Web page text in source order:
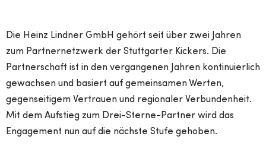
Die Heinz Lindner GmbH gehört seit über zwei Jahren
zum Partnernetzwerk der Stuttgarter Kickers. Die
Partnerschaft ist in den vergangenen Jahren kontinuierlich
gewachsen und basiert auf gemeinsamen Werten,
gegenseitigem Vertrauen und regionaler Verbundenheit.
Mit dem Aufstieg zum Drei-Sterne-Partner wird das
Engagement nun auf die nächste Stufe gehoben.